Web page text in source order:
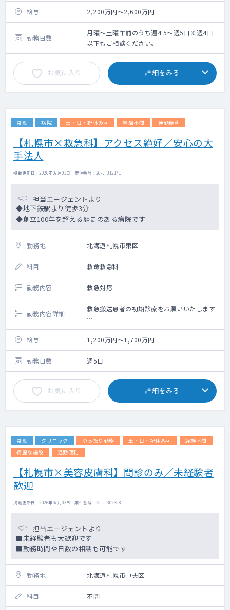
⇒受け持ち患者数30～40名ほど
⇒近隣の病院で入院した方が転院されてくる
ケースが多いです。
◇外来：1日20人程度
◇透析管理：無でも相談可能
◇訪問診療：通院されていた方のうち、通院
が困難となった方を対象に行っています。ご
入職直後からご対応いただく予定はありませ
ん。※無でも相談可能
あります。）。夜間の救急件数は年間1~2
◇カルテ：電子カルテ
給与 2,200万円～2,600万円
勤務日数
月曜～土曜午前のうち週4.5～週5日※週4日
以下もご相談ください。
お気に入り 詳細をみる
常勤 病院 土・日・祝休み可 経験不問 通勤便利
【札幌市×救急科】アクセス絶好／安心の大
手法人
掲載更新日 : 2026年07月03日 案件番号 : 26-JI312171
担当エージェントより
◆地下鉄駅より徒歩3分
◆創立100年を超える歴史のある病院です
勤務地 北海道札幌市東区
科目 救命救急科
勤務内容 救急対応
勤務内容詳細
救急搬送患者の初期診療をお願いいたします
当直：回数は応相談、別途手当
オンコール：有
給与 1,200万円～1,700万円
勤務日数 週5日
お気に入り 詳細をみる
常勤 クリニック ゆったり勤務 土・日・祝休み可
経験不問
綺麗な施設
通勤便利
【札幌市×美容皮膚科】問診のみ／未経験者
歓迎
掲載更新日 : 2026年07月03日 案件番号 : 25-JI302358
担当エージェントより
■未経験者も大歓迎です
■勤務時間や日数の相談も可能です
勤務地 北海道札幌市中央区
科目 不問